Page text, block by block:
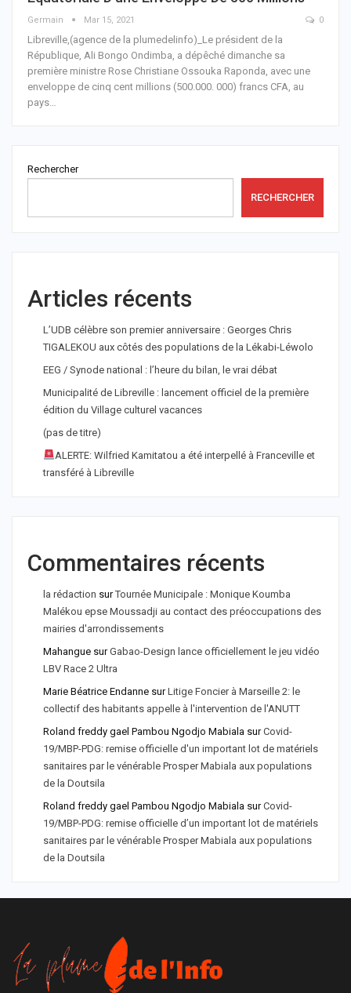
Germain Mar 15, 2021 0
Libreville,(agence de la plumedelinfo)_Le président de la
République, Ali Bongo Ondimba, a dépêché dimanche sa
première ministre Rose Christiane Ossouka Raponda, avec une
enveloppe de cinq cent millions (500.000. 000) francs CFA, au
pays
Rechercher
RECHERCHER
Articles récents
L’UDB célèbre son premier anniversaire : Georges Chris
TIGALEKOU aux côtés des populations de la Lékabi-Léwolo
EEG / Synode national : l’heure du bilan, le vrai débat
Municipalité de Libreville : lancement officiel de la première
édition du Village culturel vacances
(pas de titre)
ALERTE: Wilfried Kamitatou a été interpellé à Franceville et
transféré à Libreville
Commentaires récents
la rédaction surTournée Municipale : Monique Koumba
Malékou epse Moussadji au contact des préoccupations des
mairies d'arrondissements
Mahangue surGabao-Design lance officiellement le jeu vidéo
LBV Race 2 Ultra
Marie Béatrice Endanne surLitige Foncier à Marseille 2: le
collectif des habitants appelle à l'intervention de l'ANUTT
Roland freddy gael Pambou Ngodjo Mabiala surCovid-
19/MBP-PDG: remise officielle d'un important lot de matériels
sanitaires par le vénérable Prosper Mabiala aux populations
de la Doutsila
Roland freddy gael Pambou Ngodjo Mabiala surCovid-
19/MBP-PDG: remise officielle d’un important lot de matériels
sanitaires par le vénérable Prosper Mabiala aux populations
de la Doutsila